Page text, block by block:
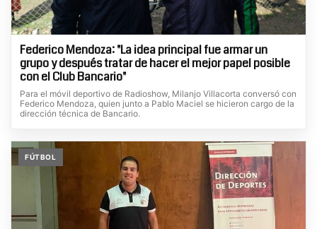
Federico Mendoza: "La idea principal fue armar un
grupo y después tratar de hacer el mejor papel posible
con el Club Bancario"
Para el móvil deportivo de Radioshow, Milanjo Villacorta conversó con
Federico Mendoza, quien junto a Pablo Maciel se hicieron cargo de la
dirección técnica de Bancario.
FÚTBOL